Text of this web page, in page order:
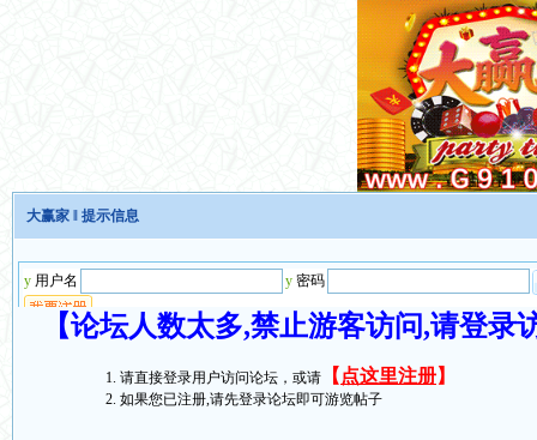
大赢家 ‖ 提示信息
【论坛人数太多,禁止游客访问,请登
请直接登录用户访问论坛，或请 【 点这里注册】
如果您已注册,请先登录论坛即可游览帖子